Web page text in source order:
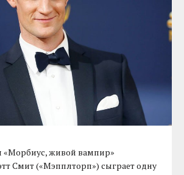
«Морбиус, живой вампир»
Смит («Мэпплторп») сыграет одну